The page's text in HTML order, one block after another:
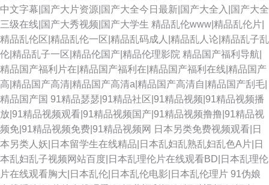
中文字幕|国产大片资源|国产大全今日最新|国产大全入|国产大全
三级在线|国产大秀视频|国产大学生 精品乱伦www|精品乱伦片|
精品乱伦区|精品乱伦一区|精品乱码成人|精品乱人论|精品乱子乱
伦|精品乱子一区|精品伦国产|精品伦理影院 精品国产福利导航|
精品国产福利片在|精品国产福利在|精品国产福利在线|精品国产
高|精品国产高清|精品国产高清a|精品国产高清自|精品国产刮毛|
精品国产国 91精品瑟瑟|91精品社区|91精品视频|91精品视频播
放|91精品视频观看|91精品视频国产|91精品视频撸撸|91精品视
频免|91精品视频免费|91精品视频网 日本另类免费视频观看|日
本另类人妖|日本留学生在线精品|日本乱妇乱熟乱妇乱色A片|日
本乱妇乱子视频网站百度|日本乱理伦片在线观看BD|日本乱理伦
片在线观看胸大|日本乱伦|日本乱伦电影|日本乱伦理片 91伪娘